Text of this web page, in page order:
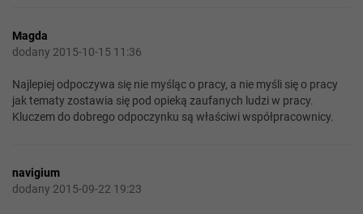
Magda
dodany 2015-10-15 11:36
Najlepiej odpoczywa się nie myśląc o pracy, a nie myśli się o pracy
jak tematy zostawia się pod opieką zaufanych ludzi w pracy.
Kluczem do dobrego odpoczynku są właściwi współpracownicy.
navigium
dodany 2015-09-22 19:23